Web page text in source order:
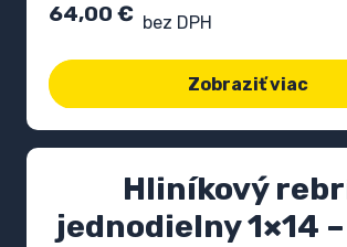
64,00 € bez DPH
Zobraziť viac
Hliníkový
jednodielny 1×14